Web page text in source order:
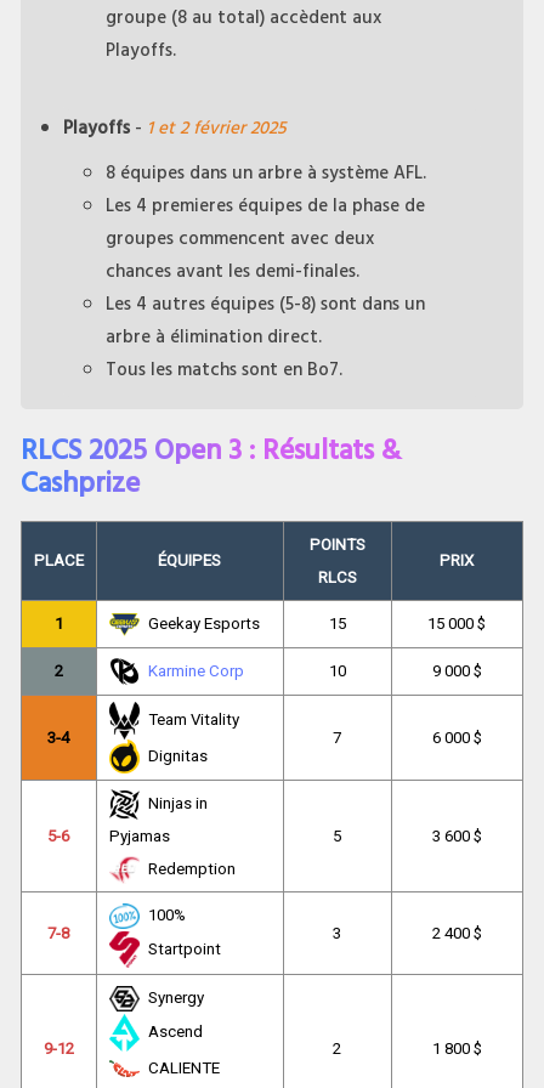
groupe (8 au total) accèdent aux
Playoffs.
Playoffs- 1 et 2 février 2025
8 équipes dans un arbre à système AFL.
Les 4 premieres équipes de la phase de
groupes commencent avec deux
chances avant les demi-finales.
Les 4 autres équipes (5-8) sont dans un
arbre à élimination direct.
Tous les matchs sont en Bo7.
RLCS 2025 Open 3 : Résultats &
Cashprize
PLACE ÉQUIPES
POINTS
RLCS
PRIX
1 Geekay Esports 15 15 000 $
2 Karmine Corp 10 9 000 $
3-4
Team Vitality
Dignitas
7 6 000 $
5-6
Ninjas in
Pyjamas
Redemption
5 3 600 $
7-8
100%
Startpoint
3 2 400 $
9-12
Synergy
Ascend
CALIENTE
2 1 800 $